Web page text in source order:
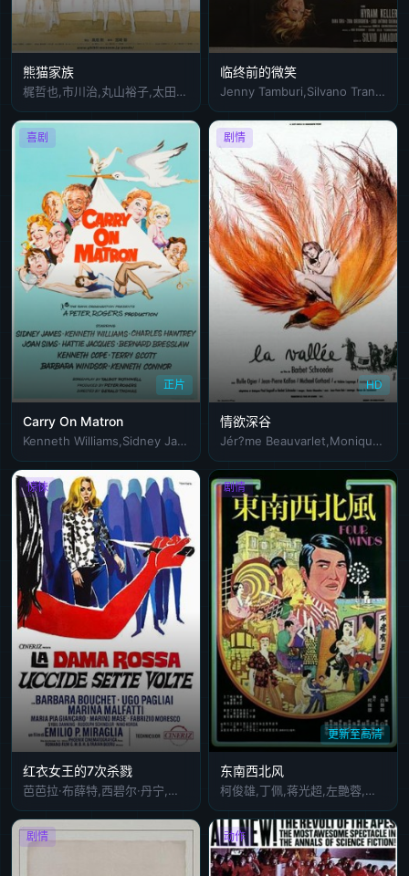
熊猫家族
梶哲也,市川治,丸山裕子,太田淑子,山田康雄,濑能里子,杉山佳寿子,熊仓一雄
临终前的微笑
Jenny Tamburi,Silvano Tranquilli,欧露莎尔芭·奈丽
喜剧
正片
Carry On Matron
Kenneth Williams,Sidney James,Charles Hawtrey
剧情
HD
情欲深谷
Jér?me Beauvarlet,Monique Giraudy,迈克尔·戈特哈德
惊悚
红衣女王的7次杀戮
芭芭拉·布薛特,西碧尔·丹宁,皮娅·君凯萝,玛丽娜·马尔法迪
剧情
更新至高清
东南西北风
柯俊雄,丁佩,蒋光超,左艷蓉,山茅,李芷麟,紫蘭,唐威,曹健,金塗,林彬,王莫愁,王宇,江彬,恬妮,陳舊,王景平,鄧玨人,徐一工,張義貴,王孫,蔡慧華,陶述,王永生,湯志偉,李湘,姚小章,謝仲謀,孟滌塵,李蕙
剧情 动作